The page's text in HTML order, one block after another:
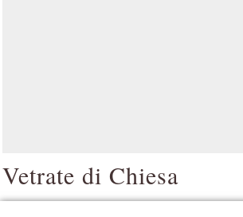
Vetrate di Chiesa